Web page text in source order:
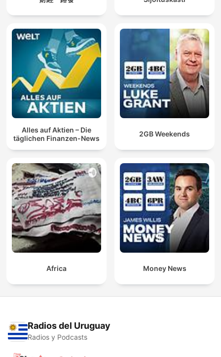
Alles auf Aktien – Die
täglichen Finanzen-News
2GB Weekends
Africa Money News
Radios del Uruguay
Radios y Podcasts